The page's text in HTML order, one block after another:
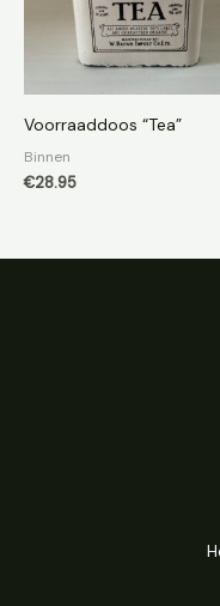
Voorraaddoos “Tea”
Binnen
€28.95